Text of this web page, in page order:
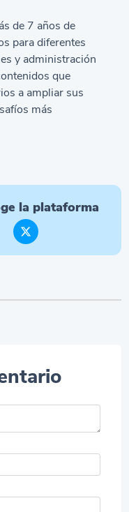
de 7 años de
para diferentes
y administración
que
a ampliar sus
más
la plataforma